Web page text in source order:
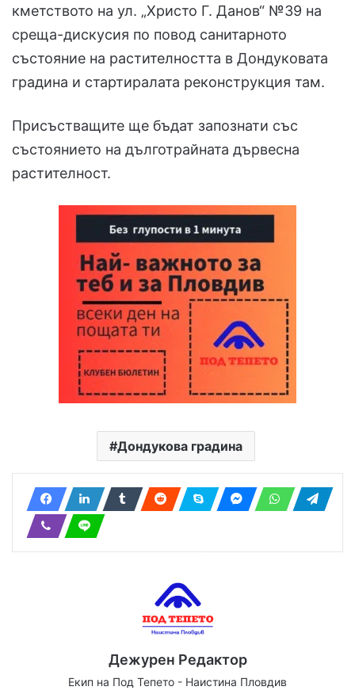
кметството на ул. „Христо Г. Данов“ №39 на
среща-дискусия по повод санитарното
състояние на растителността в Дондуковата
градина и стартиралата реконструкция там.
Присъстващите ще бъдат запознати със
състоянието на дълготрайната дървесна
растителност.
Дондукова градина
Дежурен Редактор
Екип на Под Тепето - Наистина Пловдив